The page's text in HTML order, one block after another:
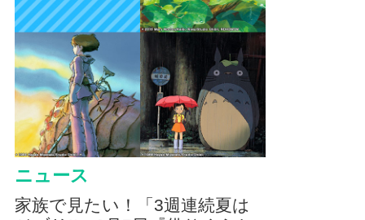
ニュース
家族で見たい！「3週連続夏は